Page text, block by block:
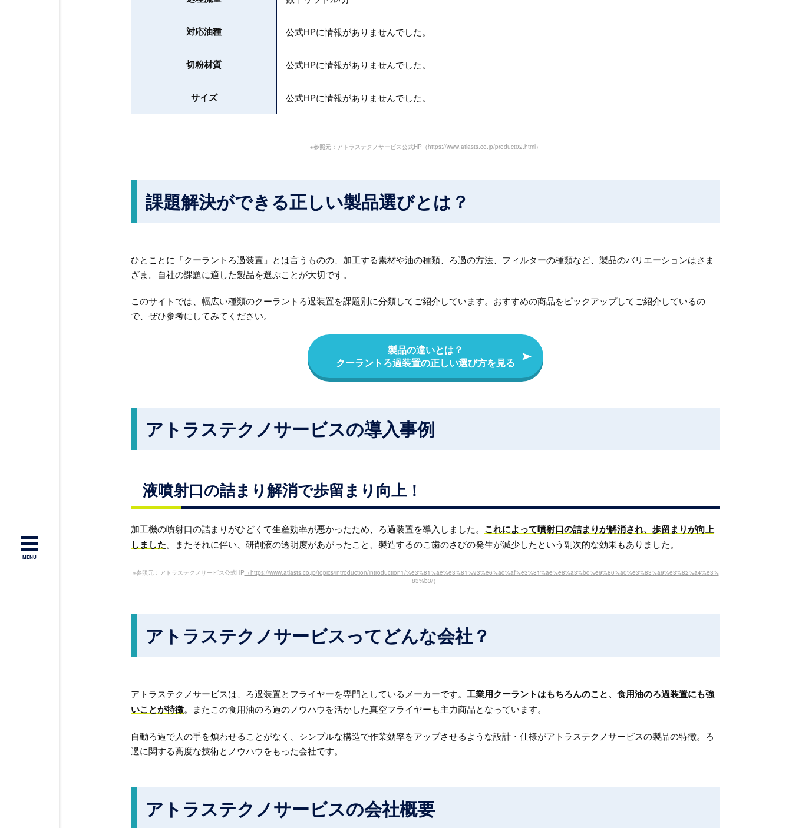
MENU
対応油種 公式HPに情報がありませんでした。
切粉材質 公式HPに情報がありませんでした。
サイズ 公式HPに情報がありませんでした。
※参照元：アトラステクノサービス公式HP （https://www.atlasts.co.jp/product02.html）
課題解決ができる正しい製品選びとは？
ひとことに「クーラントろ過装置」とは言うものの、加工する素材や油の種類、ろ過の方法、フィルターの種類など、製品のバリエーションはさま
ざま。自社の課題に適した製品を選ぶことが大切です。
このサイトでは、幅広い種類のクーラントろ過装置を課題別に分類してご紹介しています。おすすめの商品をピックアップしてご紹介しているの
で、ぜひ参考にしてみてください。
製品の違いとは？
クーラントろ過装置の正しい選び方を見る
アトラステクノサービスの導入事例
液噴射口の詰まり解消で歩留まり向上！
加工機の噴射口の詰まりがひどくて生産効率が悪かったため、ろ過装置を導入しました。 これによって噴射口の詰まりが解消され、歩留まりが向上
しました。またそれに伴い、研削液の透明度があがったこと、製造するのこ歯のさびの発生が減少したという副次的な効果もありました。
※参照元：アトラステクノサービス公式HP （https://www.atlasts.co.jp/topics/introduction/introduction1/%e3%81%ae%e3%81%93%e6%ad%af%e3%81%ae%e8%a3%bd%e9%80%a0%e3%83%a9%e3%82%a4%e3%
83%b3/）
アトラステクノサービスってどんな会社？
アトラステクノサービスは、ろ過装置とフライヤーを専門としているメーカーです。 工業用クーラントはもちろんのこと、食用油のろ過装置にも強
いことが特徴。またこの食用油のろ過のノウハウを活かした真空フライヤーも主力商品となっています。
自動ろ過で人の手を煩わせることがなく、シンプルな構造で作業効率をアップさせるような設計・仕様がアトラステクノサービスの製品の特徴。ろ
過に関する高度な技術とノウハウをもった会社です。
アトラステクノサービスの会社概要